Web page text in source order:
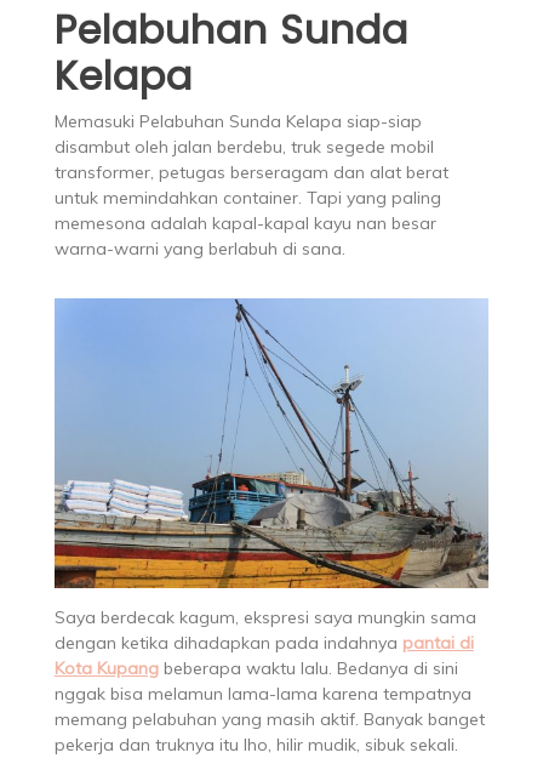
Pelabuhan Sunda
Kelapa
Memasuki Pelabuhan Sunda Kelapa siap-siap
disambut oleh jalan berdebu, truk segede mobil
transformer, petugas berseragam dan alat berat
untuk memindahkan container. Tapi yang paling
memesona adalah kapal-kapal kayu nan besar
warna-warni yang berlabuh di sana.
Saya berdecak kagum, ekspresi saya mungkin sama
dengan ketika dihadapkan pada indahnya pantai di
Kota Kupangbeberapa waktu lalu. Bedanya di sini
nggak bisa melamun lama-lama karena tempatnya
memang pelabuhan yang masih aktif. Banyak banget
pekerja dan truknya itu lho, hilir mudik, sibuk sekali.